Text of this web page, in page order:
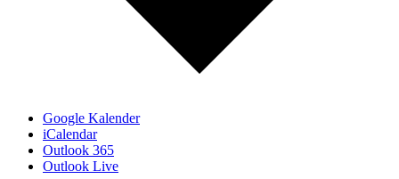
Google Kalender
iCalendar
Outlook 365
Outlook Live